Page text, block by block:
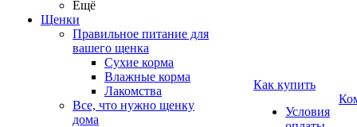
Ещё
Щенки
Правильное питание для
вашего щенка
Сухие корма
Влажные корма
Лакомства
Все, что нужно щенку
дома
Как купить
Условия